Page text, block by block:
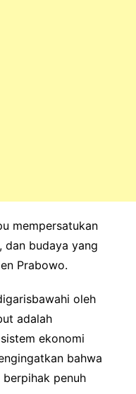
mempersatukan
dan budaya yang
Prabowo.
oleh
adalah
ekonomi
bahwa
penuh